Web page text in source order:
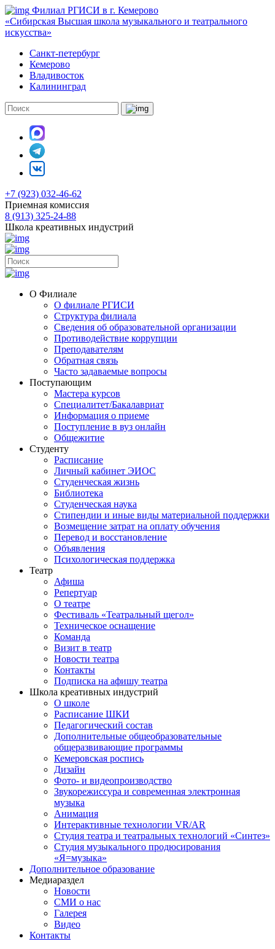
Филиал РГИСИ в г. Кемерово
«Сибирская Высшая школа музыкального и театрального
искусства»
Санкт-петербург
Кемерово
Владивосток
Калининград
+7 (923) 032-46-62
Приемная комиссия
8 (913) 325-24-88
Школа креативных индустрий
О Филиале
О филиале РГИСИ
Структура филиала
Сведения об образовательной организации
Противодействие коррупции
Преподавателям
Обратная связь
Часто задаваемые вопросы
Поступающим
Мастера курсов
Специалитет/Бакалавриат
Информация о приеме
Поступление в вуз онлайн
Общежитие
Студенту
Расписание
Личный кабинет ЭИОС
Студенческая жизнь
Библиотека
Студенческая наука
Стипендии и иные виды материальной поддержки
Возмещение затрат на оплату обучения
Перевод и восстановление
Объявления
Психологическая поддержка
Театр
Афиша
Репертуар
О театре
Фестиваль «Театральный щегол»
Техническое оснащение
Команда
Визит в театр
Новости театра
Контакты
Подписка на афишу театра
Школа креативных индустрий
О школе
Расписание ШКИ
Педагогический состав
Дополнительные общеобразовательные
общеразвивающие программы
Кемеровская роспись
Дизайн
Фото- и видеопроизводство
Звукорежиссура и современная электронная
музыка
Анимация
Интерактивные технологии VR/AR
Студия театра и театральных технологий «Синтез»
Студия музыкального продюсирования
«Я=музыка»
Дополнительное образование
Медиараздел
Новости
СМИ о нас
Галерея
Видео
Контакты